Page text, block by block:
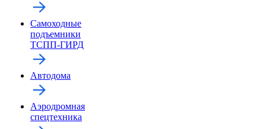
Самоходные
подъемники
ТСПП-ГИРД
Автодома
Аэродромная
спецтехника